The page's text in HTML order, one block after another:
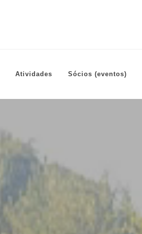
Atividades Sócios (eventos)